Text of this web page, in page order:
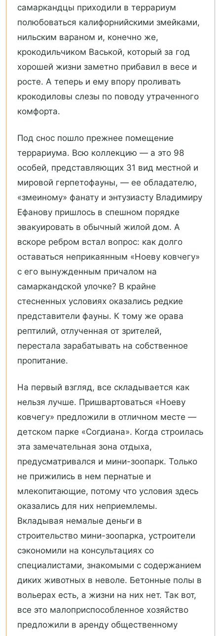
самаркандцы приходили в террариум
полюбоваться калифорнийскими змейками,
нильским вараном и, конечно же,
крокодильчиком Васькой, который за год
хорошей жизни заметно прибавил в весе и
росте. А теперь и ему впору проливать
крокодиловы слезы по поводу утраченного
комфорта.
Под снос пошло прежнее помещение
террариума. Всю коллекцию — а это 98
особей, представляющих 31 вид местной и
мировой герпетофауны, — ее обладателю,
«змеиному» фанату и энтузиасту Владимиру
Ефанову пришлось в спешном порядке
эвакуировать в обычный жилой дом. А
вскоре ребром встал вопрос: как долго
оставаться неприкаянным «Ноеву ковчегу»
с его вынужденным причалом на
самаркандской улочке? В крайне
стесненных условиях оказались редкие
представители фауны. К тому же орава
рептилий, отлученная от зрителей,
перестала зарабатывать на собственное
пропитание.
На первый взгляд, все складывается как
нельзя лучше. Пришвартоваться «Ноеву
ковчегу» предложили в отличном месте —
детском парке «Согдиана». Когда строилась
эта замечательная зона отдыха,
предусматривался и мини-зоопарк. Только
не прижились в нем пернатые и
млекопитающие, потому что условия здесь
оказались для них неприемлемы.
Вкладывая немалые деньги в
строительство мини-зоопарка, устроители
сэкономили на консультациях со
специалистами, знакомыми с содержанием
диких животных в неволе. Бетонные полы в
вольерах есть, а жизни на них нет. Так вот,
все это малоприспособленное хозяйство
предложили в аренду общественному